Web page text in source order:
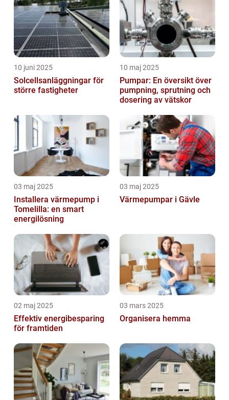
10 juni 2025
Solcellsanläggningar för
större fastigheter
10 maj 2025
Pumpar: En översikt över
pumpning, sprutning och
dosering av vätskor
03 maj 2025
Installera värmepump i
Tomelilla: en smart
energilösning
03 maj 2025
Värmepumpar i Gävle
02 maj 2025
Effektiv energibesparing
för framtiden
03 mars 2025
Organisera hemma